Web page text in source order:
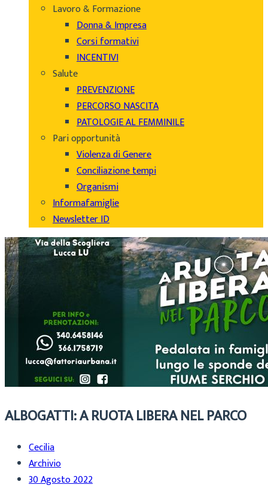
Lavoro & Formazione
Donna & Impresa
Corsi formativi
INCENTIVI
Salute
PREVENZIONE
PERCORSO NASCITA
PATOLOGIE AL FEMMINILE
Pari opportunità
Violenza di Genere
Conciliazione tempi
Organismi
Informafamiglie
Newsletter ID
ALBOGATTI: A RUOTA LIBERA NEL PARCO
Cecilia
Archivio
30 Agosto 2022